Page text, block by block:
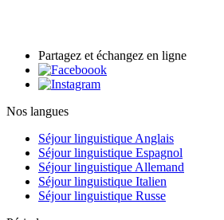
Partagez et échangez en ligne
Nos langues
Séjour linguistique Anglais
Séjour linguistique Espagnol
Séjour linguistique Allemand
Séjour linguistique Italien
Séjour linguistique Russe